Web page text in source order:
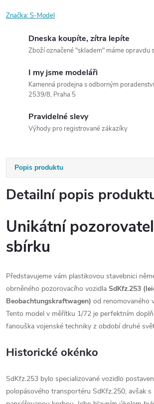
Značka:S-Model
Dneska koupíte, zítra lepíte
Zboží označené "skladem" máme opravdu
I my jsme modeláři
Kamenná prodejna s odborným
2539/8, Praha 5
Pravidelné slevy
Výhody pro registrované zákazíky
Popis produktu
Detailní popis
Unikátní
sbírku
Představujeme vám plastikovou stavebnici
obrněného pozorovacího vozidla SdKfz.253
Beobachtungskraftwagen) od renomovaného
Tento model v měřítku 1/72 je perfektním
fanouška vojenské techniky z období druhé
Historické okénko
SdKfz.253 bylo specializované vozidlo
polopásového transportéru SdKfz.250, avšak s